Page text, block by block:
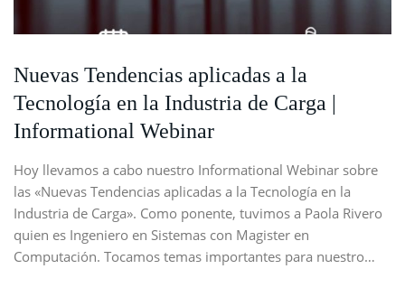
Nuevas Tendencias aplicadas a la
Tecnología en la Industria de Carga |
Informational Webinar
Hoy llevamos a cabo nuestro Informational Webinar sobre
las «Nuevas Tendencias aplicadas a la Tecnología en la
Industria de Carga». Como ponente, tuvimos a Paola Rivero
quien es Ingeniero en Sistemas con Magister en
Computación. Tocamos temas importantes para nuestro…